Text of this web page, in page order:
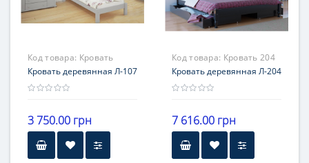
Код товара: Кровать
Л-107
Кровать деревянная Л-107
3 750.00 грн
Код товара: Кровать 204
Кровать деревянная Л-204
7 616.00 грн